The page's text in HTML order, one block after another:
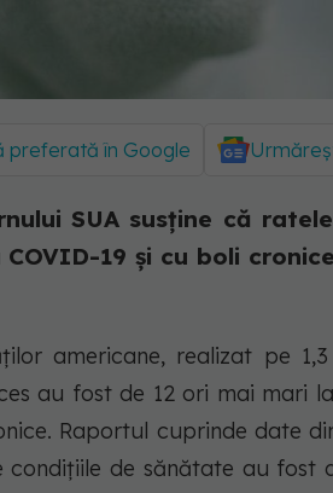
preferată în Google
SUA susține că
19 și cu boli
americane, realizat pe
au fost de 12 ori mai mari
Raportul cuprinde date
condițiile de sănătate au fost